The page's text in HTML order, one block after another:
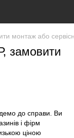
монтаж або
замовити
до справи. Ви
і фірм
ціною